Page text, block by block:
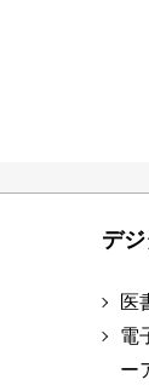
デ
医
電
ー